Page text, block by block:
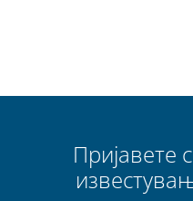
Пријавете